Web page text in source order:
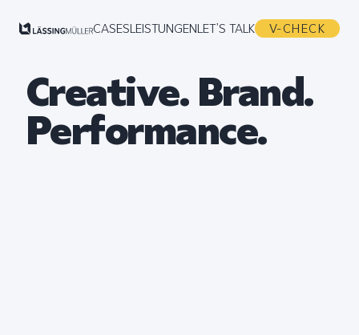
CASESLEISTUNGENLET’S TALK V-CHECK
Creative. Brand.
Performance.